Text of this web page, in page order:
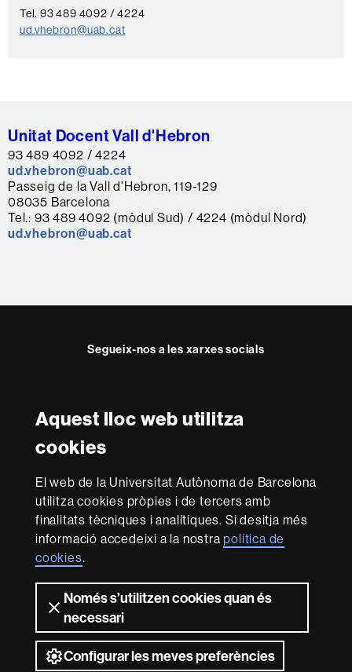
Aquest lloc web utilitza
cookies
El web de la Universitat Autònoma de Barcelona
utilitza cookies pròpies i de tercers amb
finalitats tècniques i analítiques. Si desitja més
informació accedeixi a la nostrapolítica de
cookies.
Només s’utilitzen cookies quan és
necessari
Configurar les meves preferències
t
e
Tel. 93 489 4092 / 4224
ud.vhebron@uab.cat
Unitat Docent Vall d'Hebron
93 489 4092 / 4224
ud.vhebron@uab.cat
Passeig de la Vall d'Hebron, 119-129
08035 Barcelona
Tel.: 93 489 4092 (mòdul Sud) / 4224 (mòdul Nord)
ud.vhebron@uab.cat
Segueix-nos a les xarxes socials
Reconeixement internacional de l'excel·lència
in
Research
-
Euraxess
Amb el finançament de
Sobre
aquest
web
Avís legal
web Accessibilitat web Mapa del web UAB